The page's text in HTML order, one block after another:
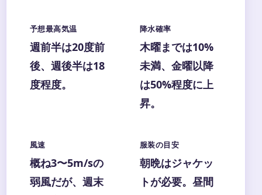
予想最高気温
週前半は20度前
後、週後半は18
度程度。
降水確率
木曜までは10%
未満、金曜以降
は50%程度に上
昇。
風速
概ね3〜5m/sの
弱風だが、週末
服装の目安
朝晩はジャケッ
トが必要。昼間